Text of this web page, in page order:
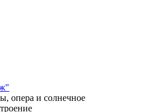
опера и солнечное